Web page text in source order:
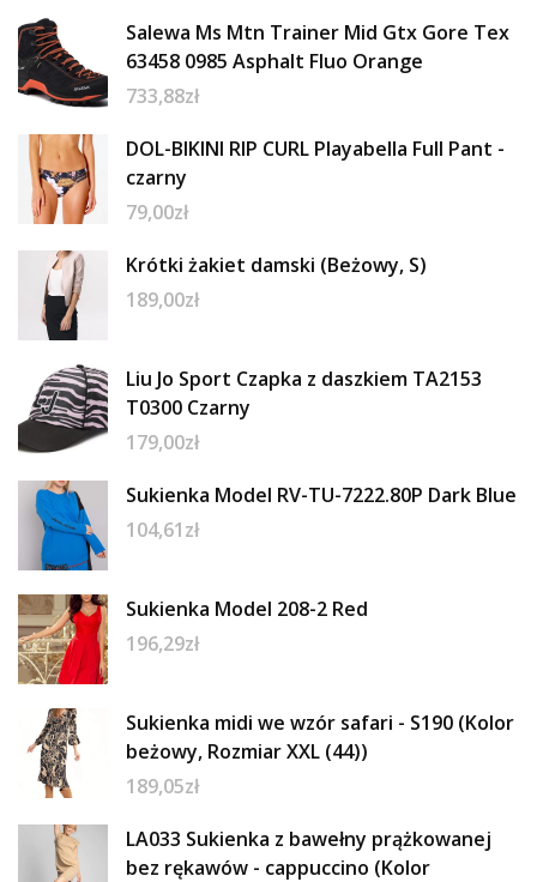
Salewa Ms Mtn Trainer Mid Gtx Gore Tex
63458 0985 Asphalt Fluo Orange
733,88zł
DOL-BIKINI RIP CURL Playabella Full Pant -
czarny
79,00zł
Krótki żakiet damski (Beżowy, S)
189,00zł
Liu Jo Sport Czapka z daszkiem TA2153
T0300 Czarny
179,00zł
Sukienka Model RV-TU-7222.80P Dark Blue
104,61zł
Sukienka Model 208-2 Red
196,29zł
Sukienka midi we wzór safari - S190 (Kolor
beżowy, Rozmiar XXL (44))
189,05zł
LA033 Sukienka z bawełny prążkowanej
bez rękawów - cappuccino (Kolor